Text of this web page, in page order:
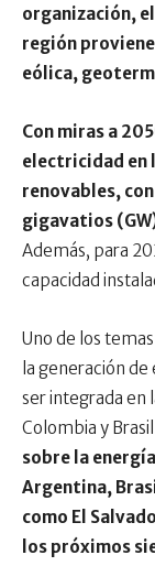
organización,
región
eólica,
Con miras a
electricidad en
renovables,
gigavatios
Además, para
capacidad
Uno de los
la generación
ser integrada en
Colombia y
sobre la
Argentina,
como El
los próximos